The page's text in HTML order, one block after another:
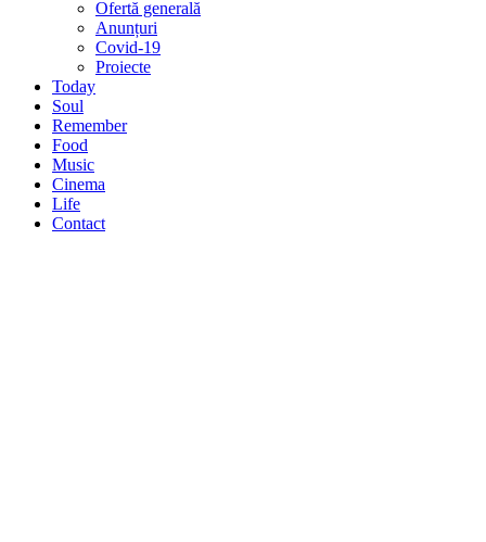
Ofertă generală
Anunțuri
Covid-19
Proiecte
Today
Soul
Remember
Food
Music
Cinema
Life
Contact